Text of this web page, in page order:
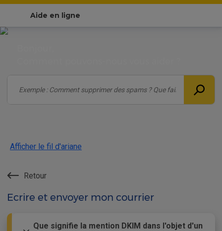
Aide en ligne
Afficher le fil d'ariane
Retour
Ecrire et envoyer mon courrier
Que signifie la mention DKIM dans l'objet d'un